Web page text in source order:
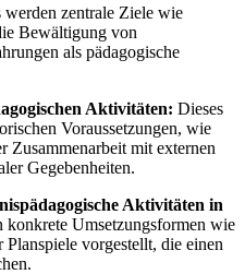
werden zentrale Ziele wie
Bewältigung von
als pädagogische
Aktivitäten: Dieses
Voraussetzungen, wie
Zusammenarbeit mit externen
Gegebenheiten.
Aktivitäten in
konkrete Umsetzungsformen wie
vorgestellt, die einen